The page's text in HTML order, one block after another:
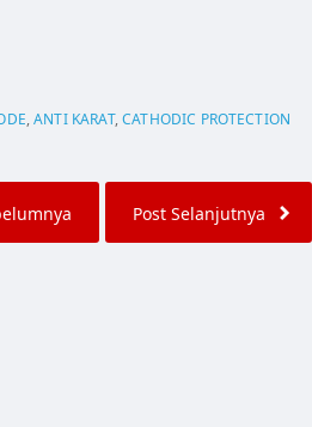
,ANTI KARAT,CATHODIC PROTECTION
Post Selanjutnya